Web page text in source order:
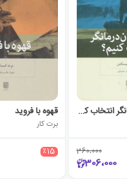
چگونه روان درمانگر انتخاب کنیم؟
360،000
306،000
قهوه با فروید
برت کار
٪15